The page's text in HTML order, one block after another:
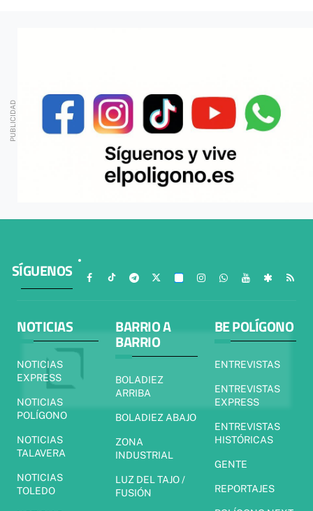
SÍGUENOS
NOTICIAS
NOTICIAS
EXPRESS
NOTICIAS
POLÍGONO
NOTICIAS
TALAVERA
NOTICIAS
TOLEDO
BARRIO A
BARRIO
BOLADIEZ
ARRIBA
BOLADIEZ ABAJO
ZONA
INDUSTRIAL
LUZ DEL TAJO /
FUSIÓN
BE POLÍGONO
ENTREVISTAS
ENTREVISTAS
EXPRESS
ENTREVISTAS
HISTÓRICAS
GENTE
REPORTAJES